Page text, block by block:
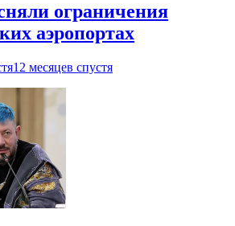
ограничения
аэропортах
12 месяцев спустя